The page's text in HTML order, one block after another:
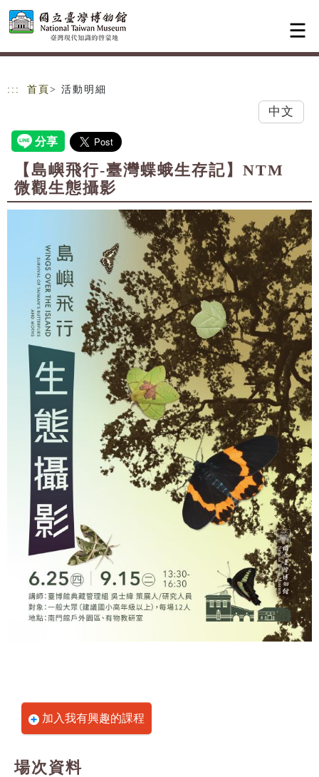
跳到主要內容
網站導覽
::: 首頁 > 活動明細
中文
【島嶼飛行-臺灣蝶蛾生存記】NTM
微觀生態攝影
加入我有興趣的課程
場次資料